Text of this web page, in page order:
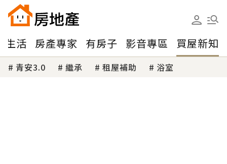
生活 房產專家 有房子 影音專區 買屋新知
青安3.0 繼承 租屋補助 浴室